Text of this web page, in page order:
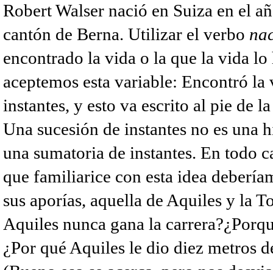
Robert Walser nació en Suiza en el
cantón de Berna. Utilizar el verbo
encontrado la vida o la que la vida
aceptemos esta variable: Encontró
instantes, y esto va escrito al pie de
Una sucesión de instantes no es una
una sumatoria de instantes. En todo
que familiarice con esta idea
sus aporías, aquella de Aquiles y la
Aquiles nunca gana la
¿Por qué Aquiles le dio diez metros